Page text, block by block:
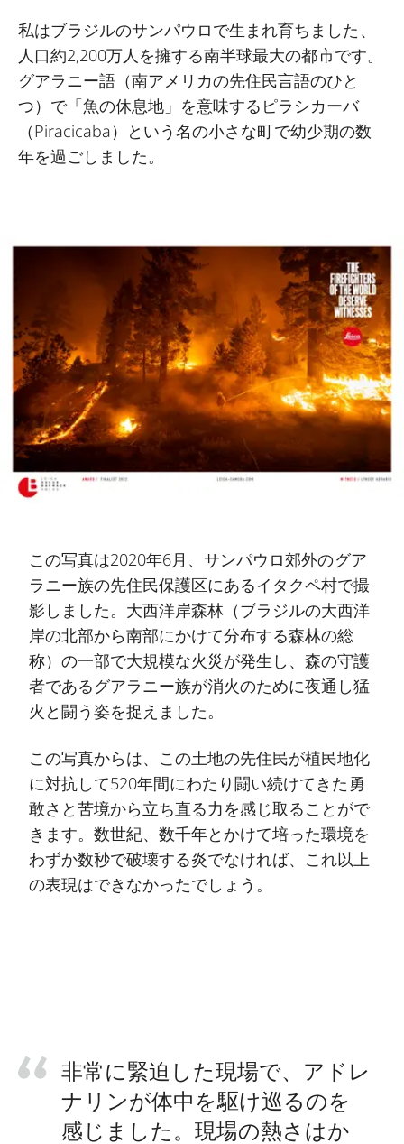
私はブラジルのサンパウロで生まれ育ちました、
人口約2,200万人を擁する南半球最大の都市です。
グアラニー語（南アメリカの先住民言語のひと
つ）で「魚の休息地」を意味するピラシカーバ
（Piracicaba）という名の小さな町で幼少期の数
年を過ごしました。
この写真は2020年6月、サンパウロ郊外のグア
ラニー族の先住民保護区にあるイタクペ村で撮
影しました。大西洋岸森林（ブラジルの大西洋
岸の北部から南部にかけて分布する森林の総
称）の一部で大規模な火災が発生し、森の守護
者であるグアラニー族が消火のために夜通し猛
火と闘う姿を捉えました。
この写真からは、この土地の先住民が植民地化
に対抗して520年間にわたり闘い続けてきた勇
敢さと苦境から立ち直る力を感じ取ることがで
きます。数世紀、数千年とかけて培った環境を
わずか数秒で破壊する炎でなければ、これ以上
の表現はできなかったでしょう。
非常に緊迫した現場で、アドレ
ナリンが体中を駆け巡るのを
感じました。現場の熱さはか